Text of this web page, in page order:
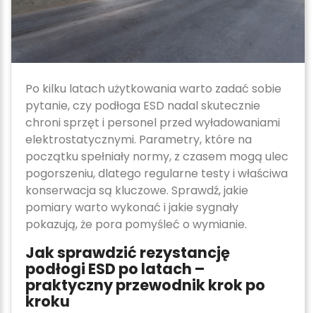
Po kilku latach użytkowania warto zadać sobie
pytanie, czy podłoga ESD nadal skutecznie
chroni sprzęt i personel przed wyładowaniami
elektrostatycznymi. Parametry, które na
początku spełniały normy, z czasem mogą ulec
pogorszeniu, dlatego regularne testy i właściwa
konserwacja są kluczowe. Sprawdź, jakie
pomiary warto wykonać i jakie sygnały
pokazują, że pora pomyśleć o wymianie.
Jak sprawdzić rezystancję
podłogi ESD po latach –
praktyczny przewodnik krok po
kroku